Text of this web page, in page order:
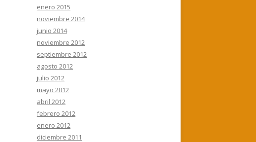
enero 2015
noviembre 2014
junio 2014
noviembre 2012
septiembre 2012
agosto 2012
julio 2012
mayo 2012
abril 2012
febrero 2012
enero 2012
diciembre 2011